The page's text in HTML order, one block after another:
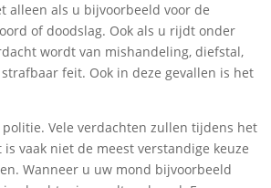
alleen als u bijvoorbeeld voor de
of doodslag. Ook als u rijdt onder
wordt van mishandeling, diefstal,
feit. Ook in deze gevallen is het
Vele verdachten zullen tijdens het
vaak niet de meest verstandige keuze
Wanneer u uw mond bijvoorbeeld